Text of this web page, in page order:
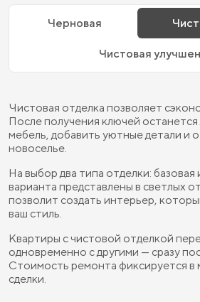
Черновая
Чистовая
Чистовая отделка позволяет
После получения ключей останется
мебель, добавить уютные детали и
новоселье.
На выбор два типа отделки:
варианта представлены в светлых
позволит создать интерьер,
ваш стиль.
Квартиры с чистовой отделкой
одновременно с другими — сразу
Стоимость ремонта фиксируется в
сделки.